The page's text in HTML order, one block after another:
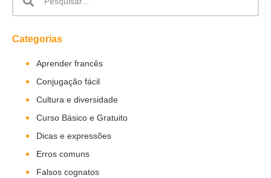
Categorias
Aprender francês
Conjugação fácil
Cultura e diversidade
Curso Básico e Gratuito
Dicas e expressões
Erros comuns
Falsos cognatos